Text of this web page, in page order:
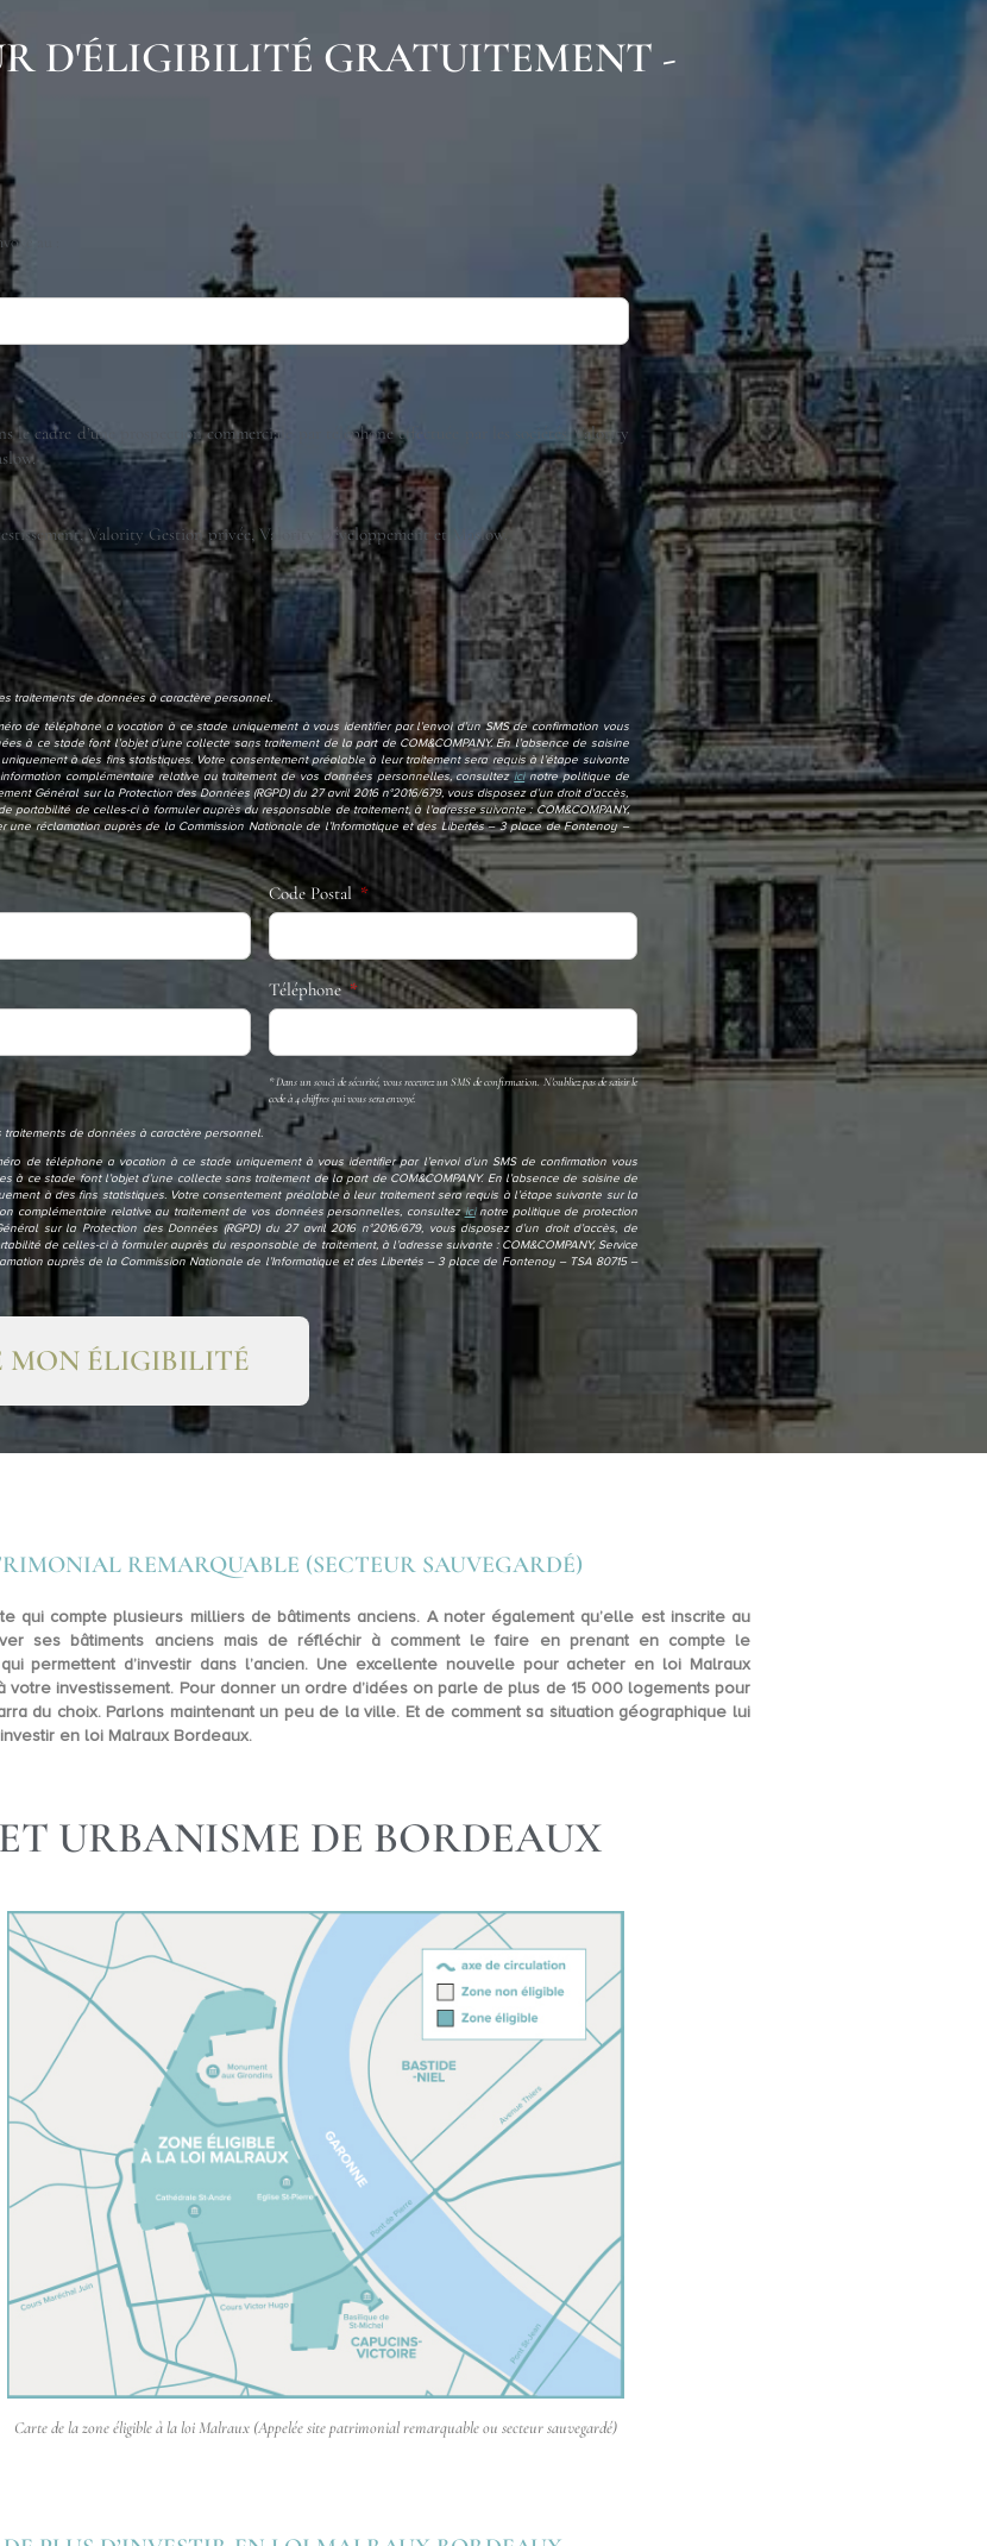
D'ÉLIGIBILITÉ GRATUITEMENT -
au :
le cadre d’une prospection commerciale par téléphone effectuée par les sociétés Valority
Valority Gestion privée, Valority Développement et Maslow.
traitements de données à caractère personnel.
de téléphone a vocation à ce stade uniquement à vous identifier par l’envoi d’un SMS de confirmation vous
à ce stade font l’objet d’une collecte sans traitement de la part de COM&COMPANY. En l’absence de saisine
à des fins statistiques. Votre consentement préalable à leur traitement sera requis à l’étape suivante
complémentaire relative au traitement de vos données personnelles, consultez icinotre politique de
Général sur la Protection des Données (RGPD) du 27 avril 2016 n°2016/679, vous disposez d’un droit d’accès,
portabilité de celles-ci à formuler auprès du responsable de traitement, à l’adresse suivante : COM&COMPANY,
une réclamation auprès de la Commission Nationale de l’Informatique et des Libertés – 3 place de Fontenoy –
Code Postal
Téléphone
* Dans un souci de sécurité, vous recevrez un SMS de confirmation. N'oubliez pas de saisir le
code à 4 chiffres qui vous sera envoyé.
traitements de données à caractère personnel.
de téléphone a vocation à ce stade uniquement à vous identifier par l’envoi d’un SMS de confirmation vous
ce stade font l’objet d’une collecte sans traitement de la part de COM&COMPANY. En l’absence de saisine de
à des fins statistiques. Votre consentement préalable à leur traitement sera requis à l’étape suivante sur la
complémentaire relative au traitement de vos données personnelles, consultezicinotre politique de protection
sur la Protection des Données (RGPD) du 27 avril 2016 n°2016/679, vous disposez d’un droit d’accès, de
de celles-ci à formuler auprès du responsable de traitement, à l’adresse suivante : COM&COMPANY, Service
auprès de la Commission Nationale de l’Informatique et des Libertés – 3 place de Fontenoy – TSA 80715 –
MON ÉLIGIBILITÉ
REMARQUABLE (SECTEUR SAUVEGARDÉ)
qui compte plusieurs milliers de bâtiments anciens. A noter également qu’elle est inscrite au
ses bâtiments anciens mais de réfléchir à comment le faire en prenant en compte le
permettent d’investir dans l’ancien. Une excellente nouvelle pour acheter en loi Malraux
investissement. Pour donner un ordre d’idées on parle de plus de 15 000 logementspour
du choix. Parlons maintenant un peu de la ville. Et de comment sa situation géographique lui
en loi Malraux Bordeaux.
URBANISME DE BORDEAUX
Carte de la zone éligible à la loi Malraux (Appelée site patrimonial remarquable ou secteur sauvegardé)